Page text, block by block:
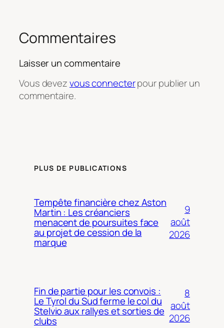
Commentaires
Laisser un commentaire
Vous devezvous connecterpour publier un
commentaire.
PLUS DE PUBLICATIONS
Tempête financière chez Aston
Martin : Les créanciers
menacent de poursuites face
au projet de cession de la
marque
9
août
2026
Fin de partie pour les convois :
Le Tyrol du Sud ferme le col du
Stelvio aux rallyes et sorties de
clubs
8
août
2026